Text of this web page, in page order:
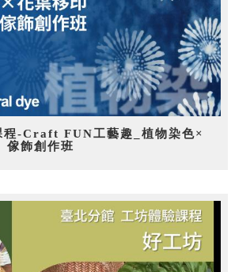
程-Craft FUN工藝趣_植物染色×
傢飾創作班